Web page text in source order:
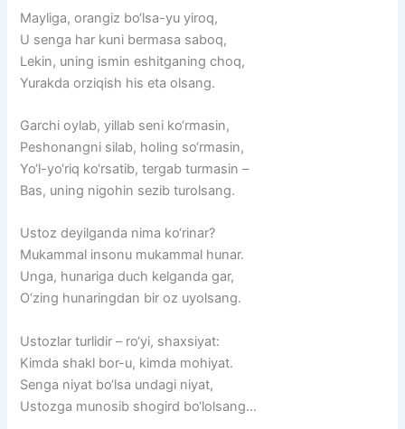
Mayliga, orangiz bo‘lsa-yu yiroq,
U senga har kuni bermasa saboq,
Lekin, uning ismin eshitganing choq,
Yurakda orziqish his eta olsang.
Garchi oylab, yillab seni ko‘rmasin,
Peshonangni silab, holing so‘rmasin,
Yo‘l-yo‘riq ko‘rsatib, tergab turmasin –
Bas, uning nigohin sezib turolsang.
Ustoz deyilganda nima ko‘rinar?
Mukammal insonu mukammal hunar.
Unga, hunariga duch kelganda gar,
O‘zing hunaringdan bir oz uyolsang.
Ustozlar turlidir – ro‘yi, shaxsiyat:
Kimda shakl bor-u, kimda mohiyat.
Senga niyat bo‘lsa undagi niyat,
Ustozga munosib shogird bo‘lolsang…